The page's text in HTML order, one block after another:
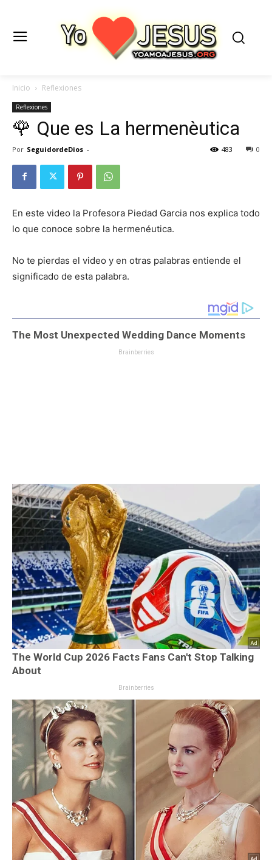
Inicio Reflexiones
Reflexiones
🌹 Que es La hermenèutica
Por SeguidordeDios - 0
483
En este video la Profesora Piedad Garcia nos explica todo
lo que conoce sobre la hermenéutica.
No te pierdas el video y en otras palabras entiende el
significado de esta palabra.